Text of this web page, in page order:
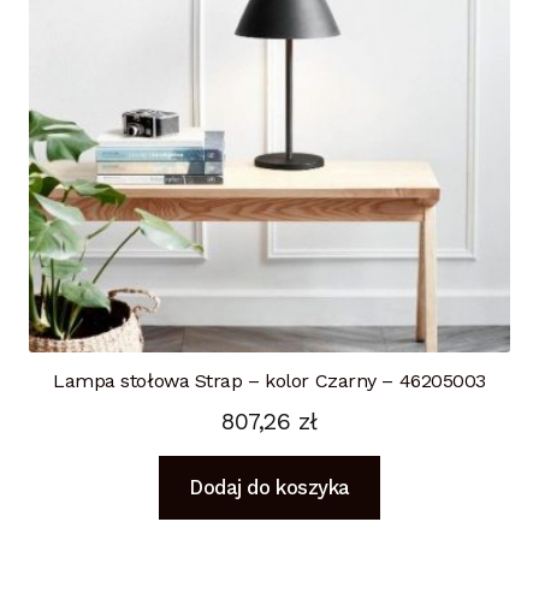
Lampa stołowa Strap – kolor Czarny – 46205003
807,26 zł
Dodaj do koszyka